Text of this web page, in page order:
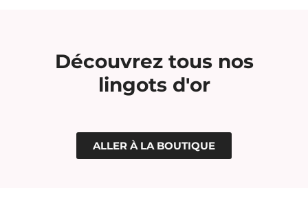
Découvrez tous nos
lingots d'or
ALLER À LA BOUTIQUE